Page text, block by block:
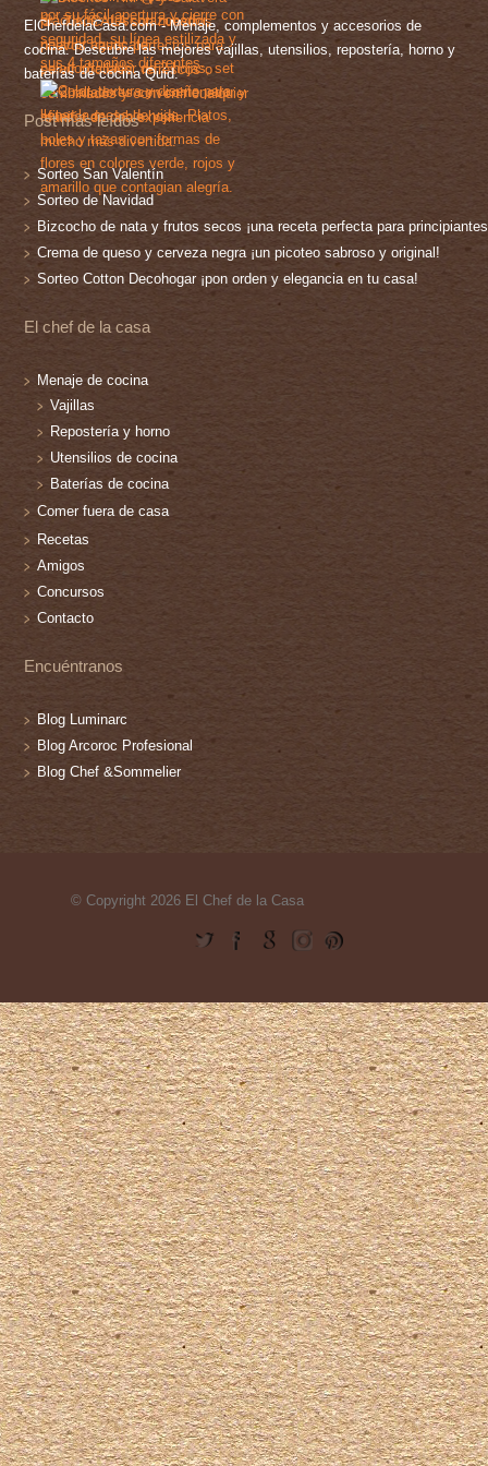
ElChefdelaCasa.com - Menaje, complementos y accesorios de
cocina. Descubre las mejores vajillas, utensilios, repostería, horno y
baterías de cocina Quid.
Post más leídos
Sorteo San Valentín
Sorteo de Navidad
Bizcocho de nata y frutos secos ¡una receta perfecta para
Crema de queso y cerveza negra ¡un picoteo sabroso y original!
Sorteo Cotton Decohogar ¡pon orden y elegancia en tu casa!
El chef de la casa
Menaje de cocina
Vajillas
Repostería y horno
Utensilios de cocina
Baterías de cocina
Comer fuera de casa
Recetas
Amigos
Concursos
Contacto
Encuéntranos
Blog Luminarc
Blog Arcoroc Profesional
Blog Chef &Sommelier
© Copyright 2026 El Chef de la Casa